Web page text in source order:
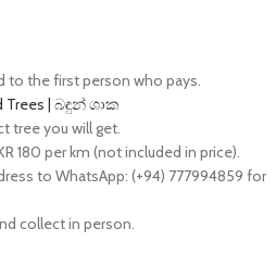
to the first person who pays.
Trees | බඳුන් ශාක
tree you will get.
180 per km (not included in price).
to WhatsApp: (+94) 777994859 for
collect in person.